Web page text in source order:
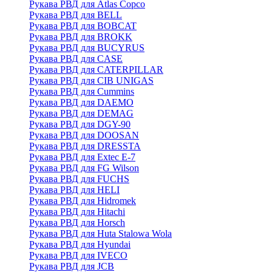
Рукава РВД для Atlas Copco
Рукава РВД для BELL
Рукава РВД для BOBCAT
Рукава РВД для BROKK
Рукава РВД для BUCYRUS
Рукава РВД для CASE
Рукава РВД для CATERPILLAR
Рукава РВД для CIB UNIGAS
Рукава РВД для Cummins
Рукава РВД для DAEMO
Рукава РВД для DEMAG
Рукава РВД для DGY-90
Рукава РВД для DOOSAN
Рукава РВД для DRESSTA
Рукава РВД для Extec E-7
Рукава РВД для FG Wilson
Рукава РВД для FUCHS
Рукава РВД для HELI
Рукава РВД для Hidromek
Рукава РВД для Hitachi
Рукава РВД для Horsch
Рукава РВД для Huta Stalowa Wola
Рукава РВД для Hyundai
Рукава РВД для IVECO
Рукава РВД для JCB